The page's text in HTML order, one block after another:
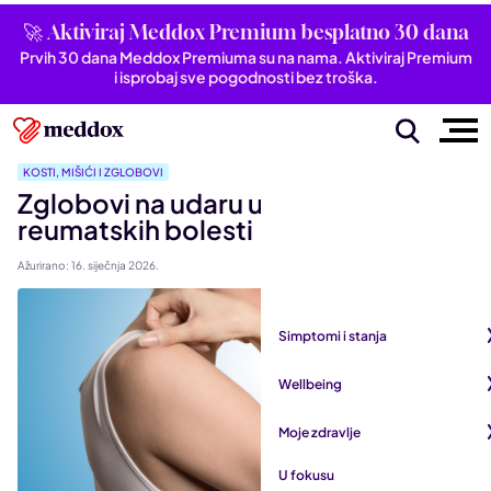
🚀 Aktiviraj Meddox Premium besplatno 30 dana
Prvih 30 dana Meddox Premiuma su na nama. Aktiviraj Premium
i isprobaj sve pogodnosti bez troška.
Simptomi i stanja
Bubrezi i mokraćni sustav
Dišni sustav
Wellbeing
Moje zdravlje
Pogledaj sve iz kategorije
U fokusu
KOSTI, MIŠIĆI I ZGLOBOVI
Zglobovi na udaru upalnih
reumatskih bolesti
Ažurirano: 16. siječnja 2026.